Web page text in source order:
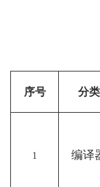
序号 分类
1 编译